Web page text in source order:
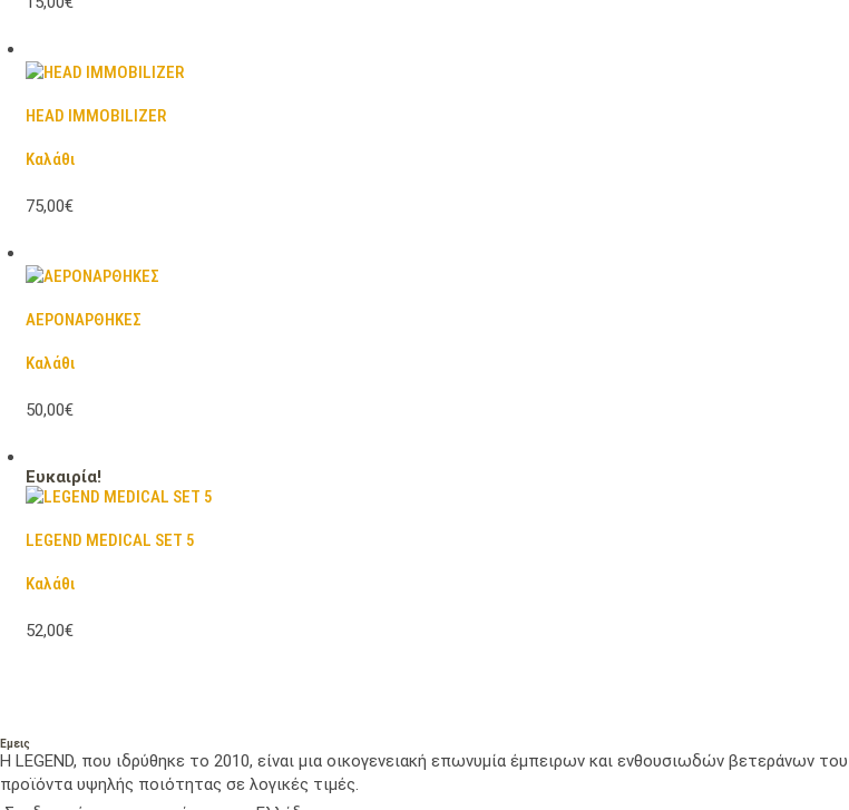
HEAD IMMOBILIZER
Καλάθι
75,00€
ΑΕΡΟΝΑΡΘΗΚΕΣ
Καλάθι
50,00€
Ευκαιρία!
LEGEND MEDICAL SET 5
Καλάθι
52,00€
Εμεις
Η LEGEND, που ιδρύθηκε το 2010, είναι μια οικογενειακή επωνυμία έμπειρων και ενθουσιωδών βετεράνων
προϊόντα υψηλής ποιότητας σε λογικές τιμές.